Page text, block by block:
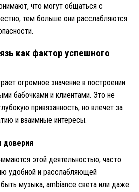
что могут общаться с
тем больше они расслабляются
как фактор успешного
огромное значение в построении
бабочками и клиентами. Это не
привязанность, но влечет за
и взаимные интересы.
этой деятельностью, часто
удобной и расслабляющей
музыка, ambiance света или даже